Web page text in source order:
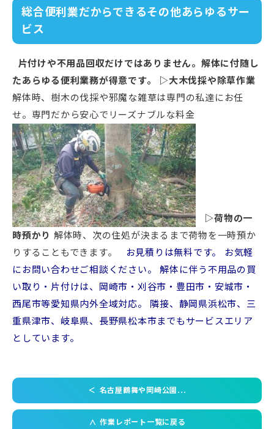
総合便利業だからできるその他あらゆるサー
ビス
片付けや不用品回収だけではありません。解体に付随し
たあらゆる便利業務が得意です。
▷大木伐採や除草作業
解体時、樹木の伐採や邪魔な雑草は専門の私達にお任
せ。専門だから安心でリーズナブルな料金
▷荷物の一
時預かり 解体時、次の住処が決まるまで荷物を一時預か
りすることもできます。
お見積りは無料です。
お気軽
にお問い合わせご相談ください。
解体に伴う不用品の買
い取り・片付けは、岡崎市・刈谷市・豊田市・安城市・
西尾市等愛知県内外全域対応。
隣接、静岡県浜松市、三
重県津市、岐阜県、長野県松本市までもサービスエリア
としています。
＜ 名古屋鶴舞や岡崎公園...
＜ 作業レポート一覧に戻る